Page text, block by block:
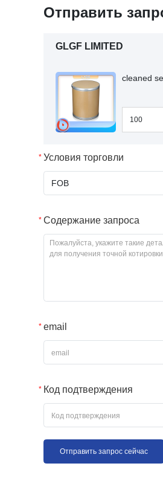
Отправить
GLGF LIMITED
cleaned
Условия торговли
Содержание запроса
email
Код подтверждения
Отправить запрос сейчас